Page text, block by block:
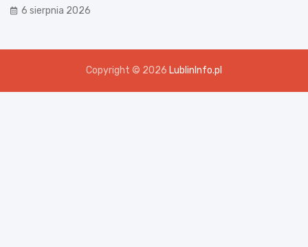
6 sierpnia 2026
Copyright © 2026 LublinInfo.pl